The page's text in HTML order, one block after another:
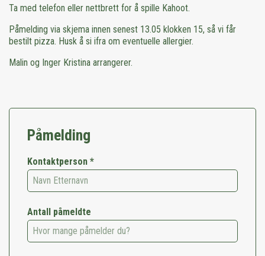
Ta med telefon eller nettbrett for å spille Kahoot.
Påmelding via skjema innen senest 13.05 klokken 15, så vi får
bestilt pizza. Husk å si ifra om eventuelle allergier.
Malin og Inger Kristina arrangerer.
Påmelding
Kontaktperson *
Antall påmeldte